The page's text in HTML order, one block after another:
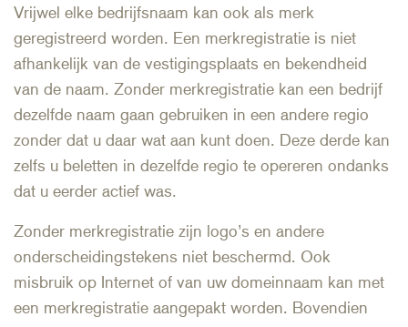
Vrijwel elke bedrijfsnaam kan ook als merk
geregistreerd worden. Een merkregistratie is niet
afhankelijk van de vestigingsplaats en bekendheid
van de naam. Zonder merkregistratie kan een bedrijf
dezelfde naam gaan gebruiken in een andere regio
zonder dat u daar wat aan kunt doen. Deze derde kan
zelfs u beletten in dezelfde regio te opereren ondanks
dat u eerder actief was.
Zonder merkregistratie zijn logo’s en andere
onderscheidingstekens niet beschermd. Ook
misbruik op Internet of van uw domeinnaam kan met
een merkregistratie aangepakt worden. Bovendien